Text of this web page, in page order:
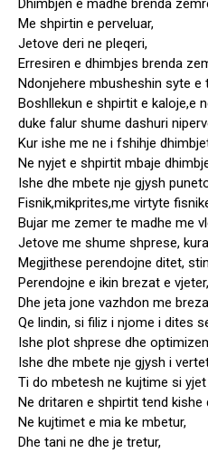
Dhimbjen e madhe brenda
Me shpirtin e perveluar,
Jetove deri ne pleqeri,
Erresiren e dhimbjes brenda
Ndonjehere mbusheshin syte e
Boshllekun e shpirtit e kaloje,e
duke falur shume dashuri
Kur ishe me ne i fshihje
Ne nyjet e shpirtit mbaje
Ishe dhe mbete nje gjysh
Fisnik,mikprites,me virtyte
Bujar me zemer te madhe me
Jetove me shume shprese,
Megjithese perendojne ditet,
Perendojne e ikin brezat e vjeter,
Dhe jeta jone vazhdon me
Qe lindin, si filiz i njome i dites
Ishe plot shprese dhe
Ishe dhe mbete nje gjysh i
Ti do mbetesh ne kujtime si yjet
Ne dritaren e shpirtit tend kishe
Ne kujtimet e mia ke mbetur,
Dhe tani ne dhe je tretur,